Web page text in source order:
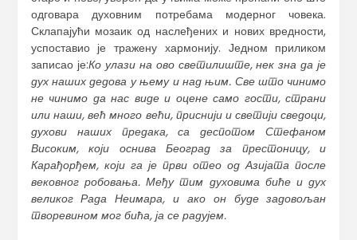
одговара духовним потребама модерног човека.
Склапајући мозаик од наслеђених и нових вредности,
успоставио је тражену хармонију. Једном приликом
записао је:Ко улази на ово светилиште, нек зна да је
дух наших дедова у њему и над њим. Све што чинимо
не чинимо да нас виде и оцене само гости, страни
или наши, већ много већи, приснији и светији сведоци,
духови наших предака, са деспотом Стефаном
Високим, који оснива Београд за престоницу, и
Карађорђем,који га је први отео од Азијата после
вековног робовања. Међу тим духовима биће и дух
великог Рада Неимара, и ако он буде задовољан
творевином мог бића,ја се радујем.